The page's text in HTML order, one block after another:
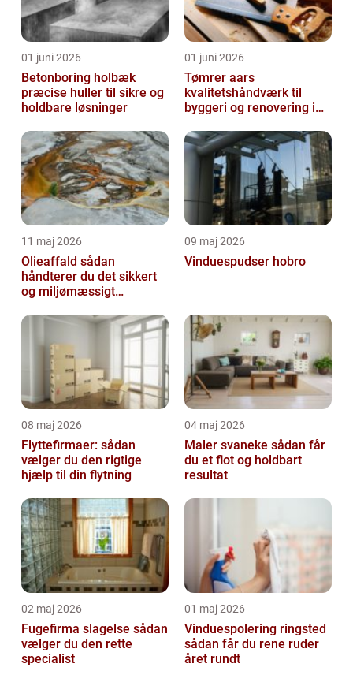
01 juni 2026
Betonboring holbæk
præcise huller til sikre og
holdbare løsninger
01 juni 2026
Tømrer aars
kvalitetshåndværk til
byggeri og renovering i
11 maj 2026
Olieaffald sådan
håndterer du det sikkert
og miljømæssigt
09 maj 2026
Vinduespudser hobro
08 maj 2026
Flyttefirmaer: sådan
vælger du den rigtige
hjælp til din flytning
04 maj 2026
Maler svaneke sådan får
du et flot og holdbart
resultat
02 maj 2026
Fugefirma slagelse sådan
vælger du den rette
specialist
01 maj 2026
Vinduespolering ringsted
sådan får du rene ruder
året rundt